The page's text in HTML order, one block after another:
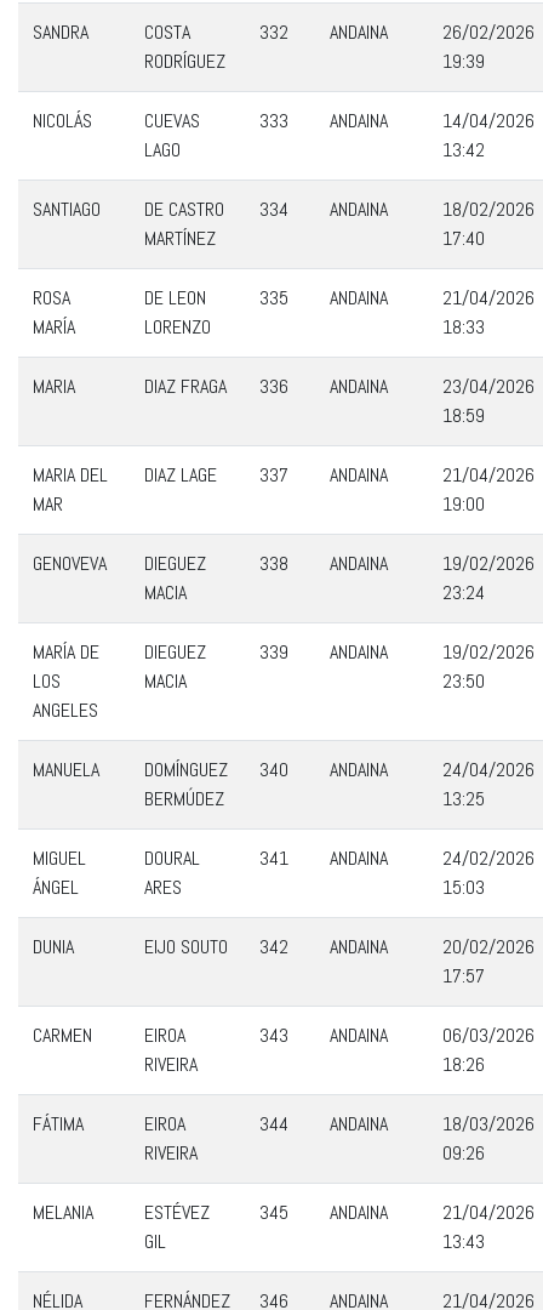
SANDRA
COSTA
RODRÍGUEZ
332 ANDAINA
26/02/2026
19:39
NICOLÁS
CUEVAS
LAGO
333 ANDAINA
14/04/2026
13:42
SANTIAGO
DE CASTRO
MARTÍNEZ
334 ANDAINA
18/02/2026
17:40
ROSA
MARÍA
DE LEON
LORENZO
335 ANDAINA
21/04/2026
18:33
MARIA DIAZ FRAGA 336 ANDAINA
23/04/2026
18:59
MARIA DEL
MAR
DIAZ LAGE 337 ANDAINA
21/04/2026
19:00
GENOVEVA
DIEGUEZ
MACIA
338 ANDAINA
19/02/2026
23:24
MARÍA DE
LOS
ANGELES
DIEGUEZ
MACIA
339 ANDAINA
19/02/2026
23:50
MANUELA
DOMÍNGUEZ
BERMÚDEZ
340 ANDAINA
24/04/2026
13:25
MIGUEL
ÁNGEL
DOURAL
ARES
341 ANDAINA
24/02/2026
15:03
DUNIA EIJO SOUTO 342 ANDAINA
20/02/2026
17:57
CARMEN
EIROA
RIVEIRA
343 ANDAINA
06/03/2026
18:26
FÁTIMA
EIROA
RIVEIRA
344 ANDAINA
18/03/2026
09:26
MELANIA
ESTÉVEZ
GIL
345 ANDAINA
21/04/2026
13:43
NÉLIDA
FERNÁNDEZ
346 ANDAINA
21/04/2026